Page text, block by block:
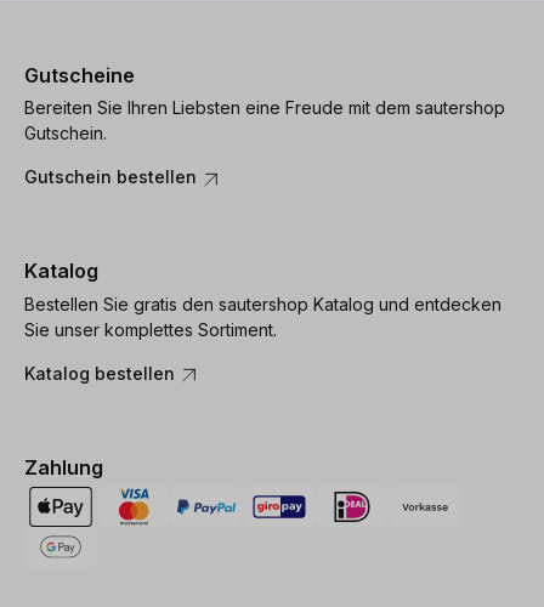
Gutscheine
Bereiten Sie Ihren Liebsten eine Freude mit dem sautershop
Gutschein.
Gutschein bestellen
Katalog
Bestellen Sie gratis den sautershop Katalog und entdecken
Sie unser komplettes Sortiment.
Katalog bestellen
Zahlung